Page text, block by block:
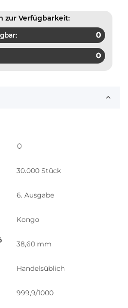
zur Verfügbarkeit:
0
0
0
30.000 Stück
6. Ausgabe
Kongo
38,60 mm
Handelsüblich
999,9/1000